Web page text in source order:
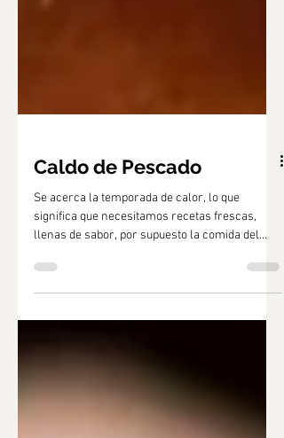
Caldo de Pescado
Se acerca la temporada de calor, lo que
llenas de sabor, por supuesto la comida del
mar es una...